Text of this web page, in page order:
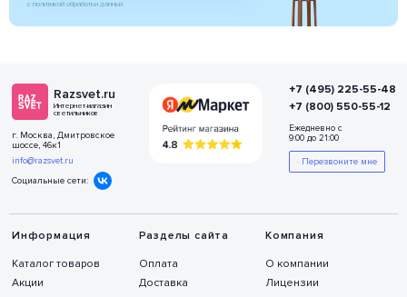
с политикой обработки данных
Razsvet.ru
Интернет-магазин
светильников
г. Москва, Дмитровское
шоссе, 46к1
info@razsvet.ru
Социальные сети:
Информация
Каталог товаров
Акции
Разделы сайта
Оплата
Доставка
Компания
О компании
Лицензии
+7 (495) 225-55-48
+7 (800) 550-55-12
Ежедневно с
9:00 до 21:00
Перезвоните мне